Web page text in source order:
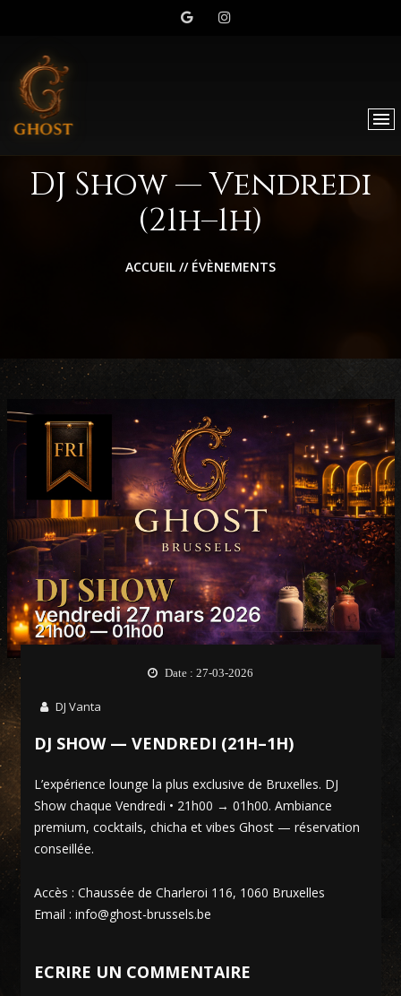
DJ Show — Vendredi
(21h–1h)
ACCUEIL // ÉVÈNEMENTS
Date : 27-03-2026
DJ Vanta
DJ SHOW — VENDREDI (21H–1H)
L’expérience lounge la plus exclusive de Bruxelles. DJ
Show chaque Vendredi • 21h00 → 01h00. Ambiance
premium, cocktails, chicha et vibes Ghost — réservation
conseillée.
Accès : Chaussée de Charleroi 116, 1060 Bruxelles
Email : info@ghost-brussels.be
ECRIRE UN COMMENTAIRE